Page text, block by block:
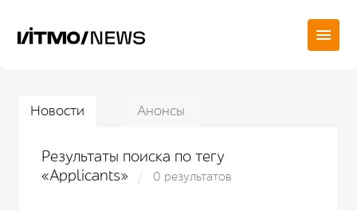
Новости Анонсы
Результаты поиска по тегу
«Applicants»
0 результатов